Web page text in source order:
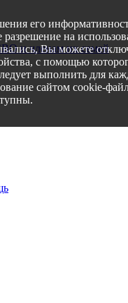
и членам их семей
его
на
Вы можете
с помощью
выполнить для
сайтом cookie-